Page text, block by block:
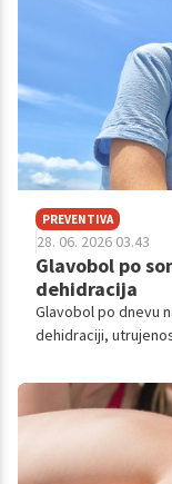
PREVENTIVA
28. 06. 2026 03.43
Glavobol po
dehidracija
Glavobol po dnevu
dehidraciji,